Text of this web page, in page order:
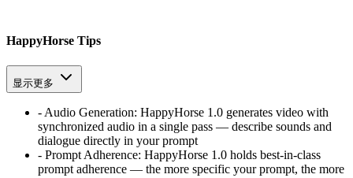
HappyHorse Tips
显示更多
- Audio Generation: HappyHorse 1.0 generates video with
synchronized audio in a single pass — describe sounds and
dialogue directly in your prompt
- Prompt Adherence: HappyHorse 1.0 holds best-in-class
prompt adherence — the more specific your prompt, the more